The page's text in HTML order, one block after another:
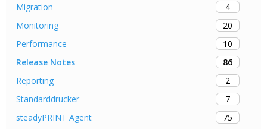
Migration
4
Monitoring
20
Performance
10
Release Notes
86
Reporting
2
Standarddrucker
7
steadyPRINT Agent
75